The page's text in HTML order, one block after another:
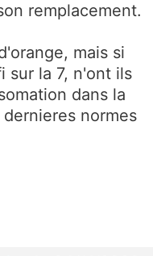
remplacement.
mais si
sur la 7, n'ont ils
dans la
normes